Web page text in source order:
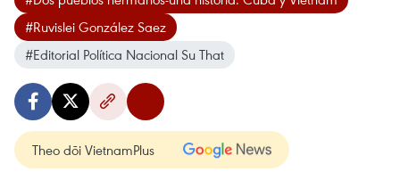
#Ruvislei González Saez
#Editorial Política Nacional Su That
Theo dõi VietnamPlus